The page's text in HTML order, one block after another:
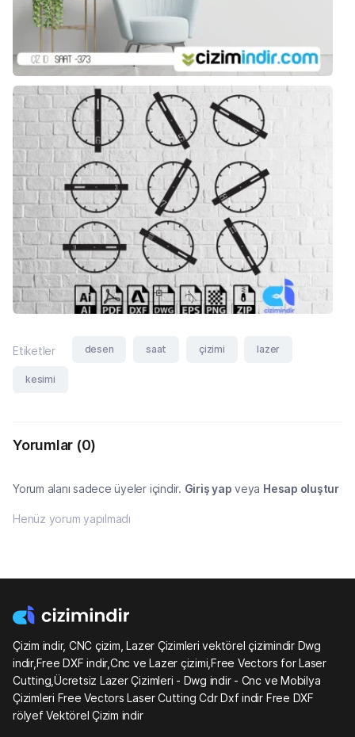
Etiketler desen saat çizimi lazer
kesimi
Yorumlar (0)
Yorum alanı sadece üyeler içindir. Giriş yap veya Hesap oluştur
Henüz yorum yapılmadı
Çizim indir, CNC çizim, Lazer Çizimleri vektörel çizimindir Dwg
indir,Free DXF indir,Cnc ve Lazer çizimi,Free Vectors for Laser
Cutting,Ücretsiz Lazer Çizimleri - Dwg indir - Cnc ve Mobilya
Çizimleri Free Vectors Laser Cutting Cdr Dxf indir Free DXF
rölyef Vektörel Çizim indir